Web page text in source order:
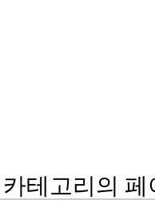
테고리의 페